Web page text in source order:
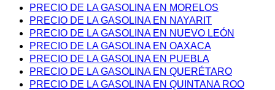
PRECIO DE LA GASOLINA EN MORELOS
PRECIO DE LA GASOLINA EN NAYARIT
PRECIO DE LA GASOLINA EN NUEVO LEÓN
PRECIO DE LA GASOLINA EN OAXACA
PRECIO DE LA GASOLINA EN PUEBLA
PRECIO DE LA GASOLINA EN QUERÉTARO
PRECIO DE LA GASOLINA EN QUINTANA ROO